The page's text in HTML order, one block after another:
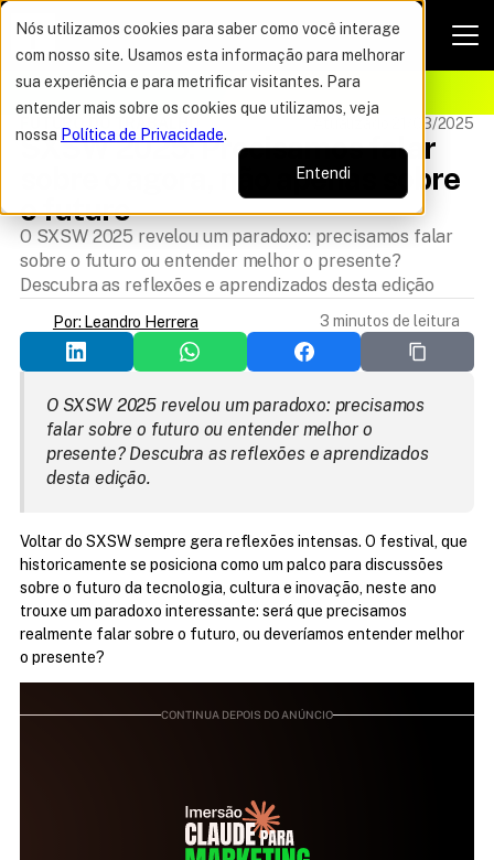
Nós utilizamos cookies para saber como você interage
com nosso site. Usamos esta informação para melhorar
sua experiência e para metrificar visitantes. Para
entender mais sobre os cookies que utilizamos, veja
nossa Política de Privacidade.
Entendi
OFERTA DO ANO VAGAS POR TEMPO LIMITADO
Atualizado 21/03/2025
SXSW 2025: Precisamos falar
sobre o agora, não apenas sobre
o futuro
O SXSW 2025 revelou um paradoxo: precisamos falar
sobre o futuro ou entender melhor o presente?
Descubra as reflexões e aprendizados desta edição
Por: Leandro Herrera 3 minutos de leitura
O SXSW 2025 revelou um paradoxo: precisamos
falar sobre o futuro ou entender melhor o
presente? Descubra as reflexões e aprendizados
desta edição.
Voltar do SXSW sempre gera reflexões intensas. O festival, que
historicamente se posiciona como um palco para discussões
sobre o futuro da tecnologia, cultura e inovação, neste ano
trouxe um paradoxo interessante: será que precisamos
realmente falar sobre o futuro, ou deveríamos entender melhor
o presente?
CONTINUA DEPOIS DO ANÚNCIO